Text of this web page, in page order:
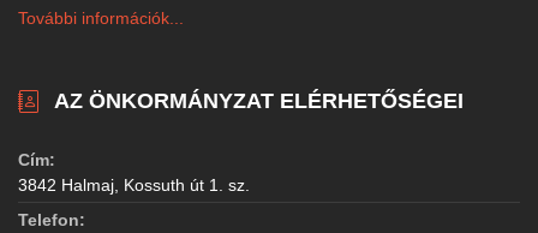
További információk...
AZ ÖNKORMÁNYZAT ELÉRHETŐSÉGEI
Cím:
3842 Halmaj, Kossuth út 1. sz.
Telefon: